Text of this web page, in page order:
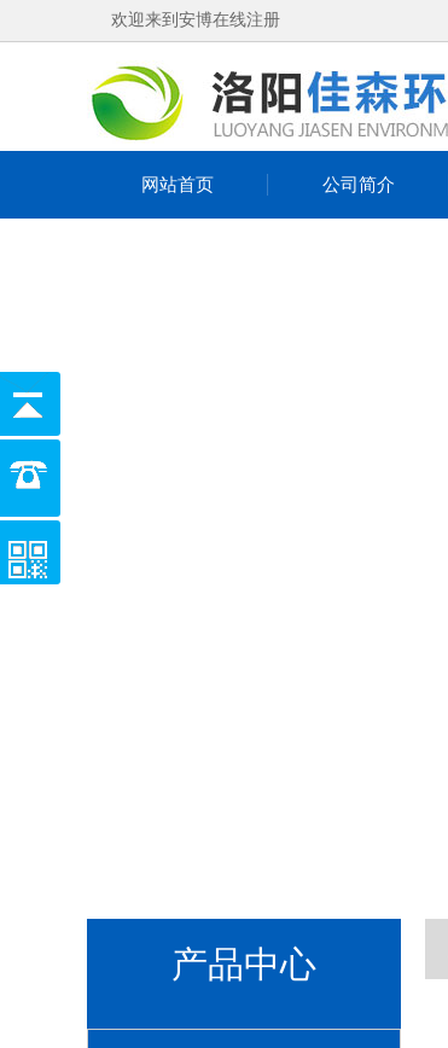
欢迎来到安博在线注册
网站首页 公司简介
产品中心